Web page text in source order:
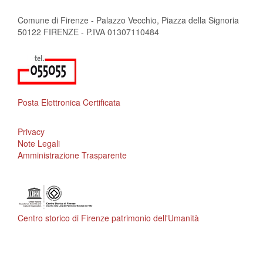
Comune di Firenze - Palazzo Vecchio, Piazza della Signoria
50122 FIRENZE - P.IVA 01307110484
Posta Elettronica Certificata
Privacy
Note Legali
Amministrazione Trasparente
Centro storico di Firenze patrimonio dell'Umanità